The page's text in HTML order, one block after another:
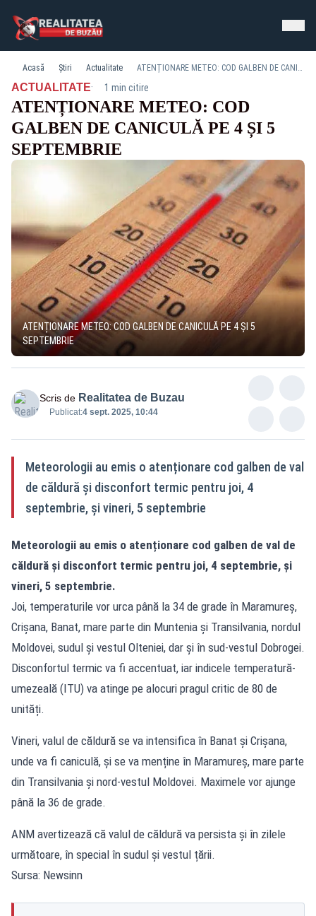
Acasă Știri Actualitate ATENȚIONARE METEO: COD GALBEN DE CANICULĂ PE 4 ȘI 5 SEPTEMBRIE
ACTUALITATE· 1 min citire
ATENȚIONARE METEO: COD
GALBEN DE CANICULĂ PE 4 ȘI 5
SEPTEMBRIE
ATENȚIONARE METEO: COD GALBEN DE CANICULĂ PE 4 ȘI 5
SEPTEMBRIE
Scris de Realitatea de Buzau
Publicat:4 sept. 2025, 10:44
Meteorologii au emis o atenționare cod galben de val
de căldură și disconfort termic pentru joi, 4
septembrie, și vineri, 5 septembrie
Meteorologii au emis o atenționare cod galben de val de
căldură și disconfort termic pentru joi, 4 septembrie, și
vineri, 5 septembrie.
Joi, temperaturile vor urca până la 34 de grade în Maramureș,
Crișana, Banat, mare parte din Muntenia și Transilvania, nordul
Moldovei, sudul și vestul Olteniei, dar și în sud-vestul Dobrogei.
Disconfortul termic va fi accentuat, iar indicele temperatură-
umezeală (ITU) va atinge pe alocuri pragul critic de 80 de
unități.
Vineri, valul de căldură se va intensifica în Banat și Crișana,
unde va fi caniculă, și se va menține în Maramureș, mare parte
din Transilvania și nord-vestul Moldovei. Maximele vor ajunge
până la 36 de grade.
ANM avertizează că valul de căldură va persista și în zilele
următoare, în special în sudul și vestul țării.
Sursa: Newsinn